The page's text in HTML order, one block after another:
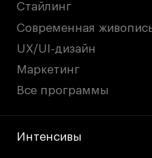
Стайлинг
Современная
UX/UI-дизайн
Маркетинг
Все программы
Интенсивы